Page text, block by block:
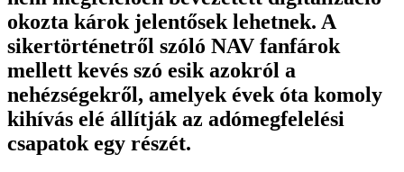
okozta károk jelentősek lehetnek. A
sikertörténetről szóló NAV fanfárok
mellett kevés szó esik azokról a
nehézségekről, amelyek évek óta komoly
kihívás elé állítják az adómegfelelési
csapatok egy részét.